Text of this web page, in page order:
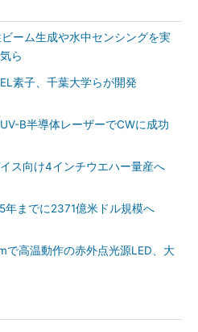
ーム生成や水中センシングを実
ら
素子、千葉大学らが開発
B半導体レーザーでCWに成功
ス向け4インチウエハー量産へ
年までに2371億米ドル規模へ
で高温動作の赤外点光源LED、大